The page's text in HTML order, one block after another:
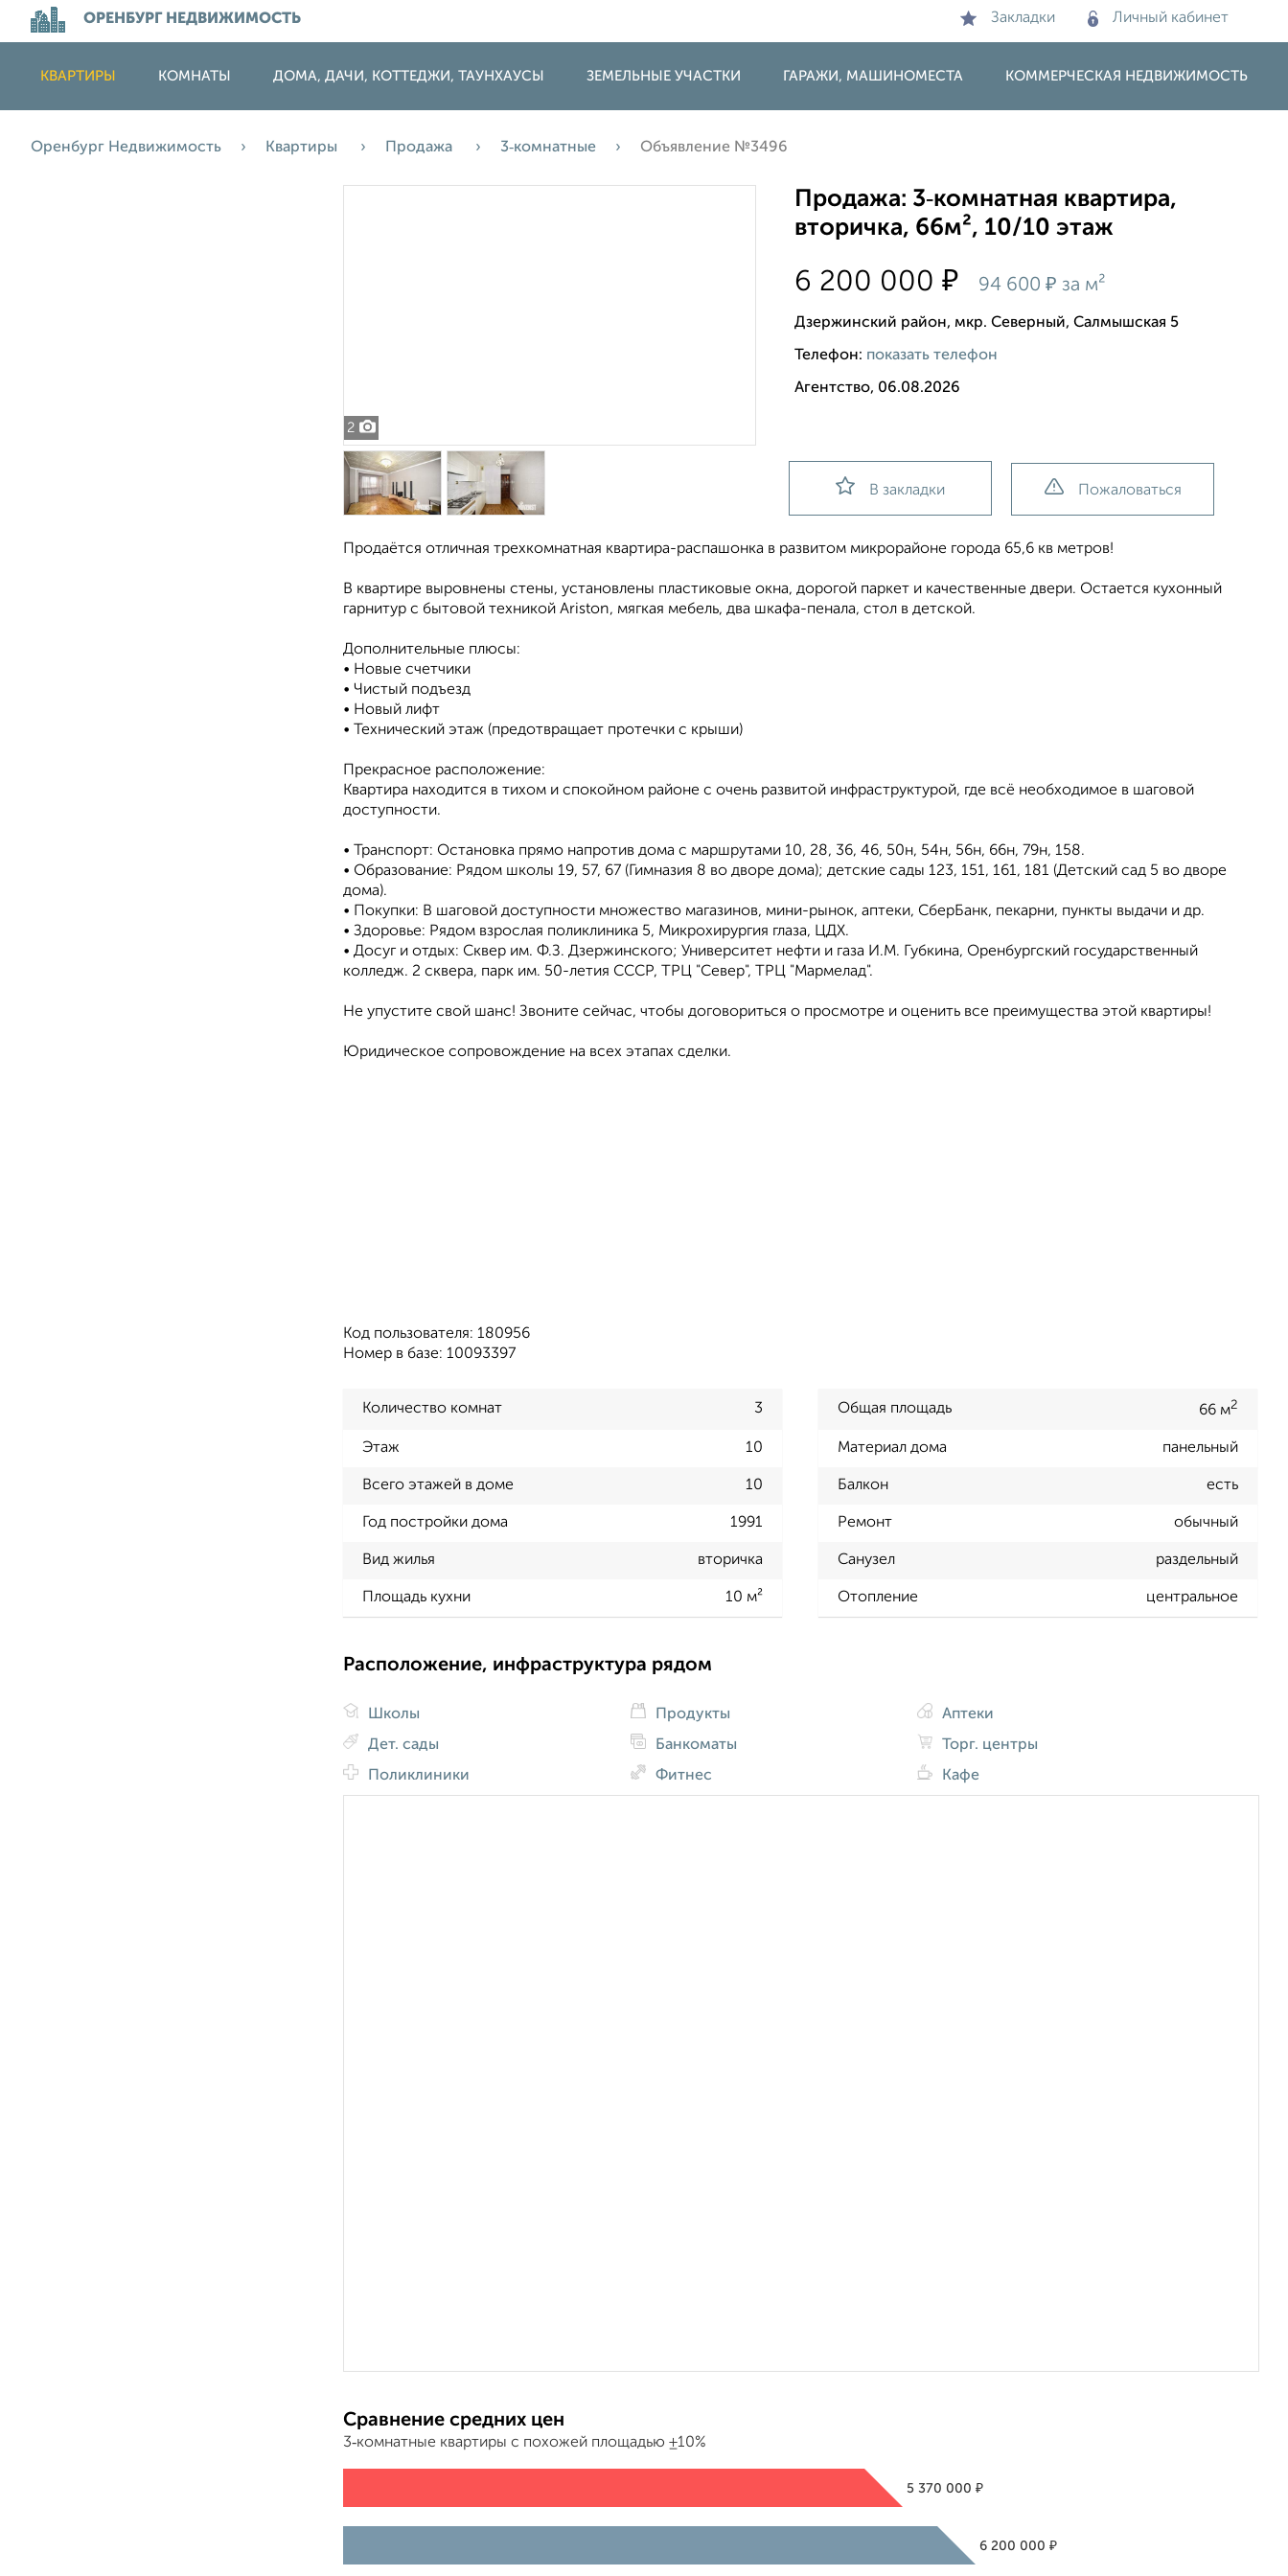
ОРЕНБУРГ НЕДВИЖИМОСТЬ Закладки Личный кабинет
КВАРТИРЫ КОМНАТЫ ДОМА, ДАЧИ, КОТТЕДЖИ, ТАУНХАУСЫ ЗЕМЕЛЬНЫЕ УЧАСТКИ ГАРАЖИ, МАШИНОМЕСТА КОММЕРЧЕСКАЯ НЕДВИЖИМОСТЬ
Оренбург Недвижимость Квартиры Продажа 3‑комнатные Объявление №3496
2
Продажа: 3‑комнатная квартира,
вторичка, 66м², 10/10 этаж
6 200 000₽ 94 600₽ за м²
Дзержинский район, мкр. Северный, Салмышская 5
Телефон: показать телефон
Агентство, 06.08.2026
В закладки Пожаловаться
Продаётся отличная трехкомнатная квартира-распашонка в развитом микрорайоне города 65,6 кв метров!
В квартире выровнены стены, установлены пластиковые окна, дорогой паркет и качественные двери. Остается кухонный
гарнитур с бытовой техникой Ariston, мягкая мебель, два шкафа-пенала, стол в детской.
Дополнительные плюсы:
• Новые счетчики
• Чистый подъезд
• Новый лифт
• Технический этаж (предотвращает протечки с крыши)
Прекрасное расположение:
Квартира находится в тихом и спокойном районе с очень развитой инфраструктурой, где всё необходимое в шаговой
доступности.
• Транспорт: Остановка прямо напротив дома с маршрутами 10, 28, 36, 46, 50н, 54н, 56н, 66н, 79н, 158.
• Образование: Рядом школы 19, 57, 67 (Гимназия 8 во дворе дома); детские сады 123, 151, 161, 181 (Детский сад 5 во дворе
дома).
• Покупки: В шаговой доступности множество магазинов, мини-рынок, аптеки, СберБанк, пекарни, пункты выдачи и др.
• Здоровье: Рядом взрослая поликлиника 5, Микрохирургия глаза, ЦДХ.
• Досуг и отдых: Сквер им. Ф.З. Дзержинского; Университет нефти и газа И.М. Губкина, Оренбургский государственный
колледж. 2 сквера, парк им. 50-летия СССР, ТРЦ "Север", ТРЦ "Мармелад".
Не упустите свой шанс! Звоните сейчас, чтобы договориться о просмотре и оценить все преимущества этой квартиры!
Юридическое сопровождение на всех этапах сделки.
Код пользователя: 180956
Номер в базе: 10093397
Количество комнат 3 Общая площадь 66 м2
Этаж 10 Материал дома панельный
Всего этажей в доме 10 Балкон есть
Год постройки дома 1991 Ремонт обычный
Вид жилья вторичка Санузел раздельный
Площадь кухни 10 м² Отопление центральное
Расположение, инфраструктура рядом
Школы
Дет. сады
Поликлиники
Продукты
Банкоматы
Фитнес
Аптеки
Торг. центры
Кафе
Сравнение средних цен
3‑комнатные квартиры с похожей площадью ±10%
5 370 000 ₽
6 200 000₽